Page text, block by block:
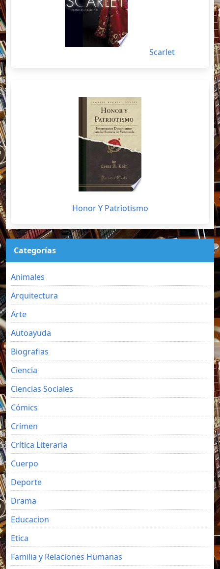
Scarlet
Honor Y Patriotismo
Categorías
Animales
Arquitectura
Arte
Autoayuda
Biografias
Ciencia
Ciencias Sociales
Cómics
Crimen
Crítica Literaria
Cuerpo
Deporte
Drama
Educacion
Etica
Familia y Relaciones Humanas